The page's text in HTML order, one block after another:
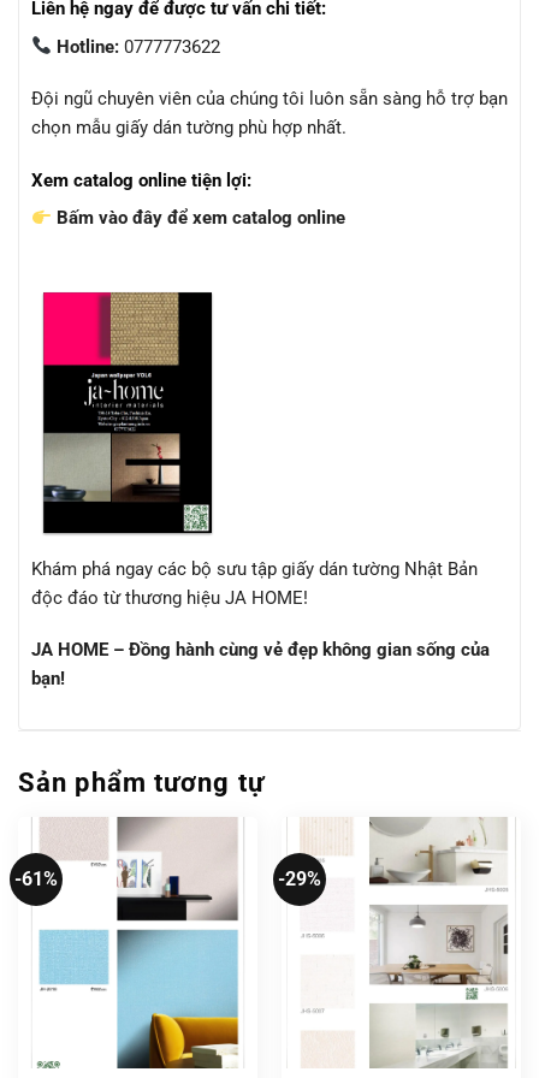
Liên hệ ngay để được tư vấn chi tiết:
Hotline: 0777773622
Đội ngũ chuyên viên của chúng tôi luôn sẵn sàng hỗ trợ bạn
chọn mẫu giấy dán tường phù hợp nhất.
Xem catalog online tiện lợi:
Bấm vào đây để xem catalog online
Khám phá ngay các bộ sưu tập giấy dán tường Nhật Bản
độc đáo từ thương hiệu JA HOME!
JA HOME – Đồng hành cùng vẻ đẹp không gian sống của
bạn!
Sản phẩm tương tự
-61% -29%